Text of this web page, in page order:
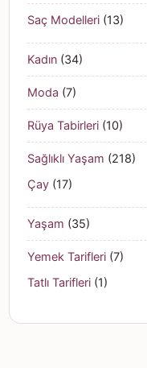
Saç Modelleri (13)
Kadın (34)
Moda (7)
Rüya Tabirleri (10)
Sağlıklı Yaşam (218)
Çay (17)
Yaşam (35)
Yemek Tarifleri (7)
Tatlı Tarifleri (1)